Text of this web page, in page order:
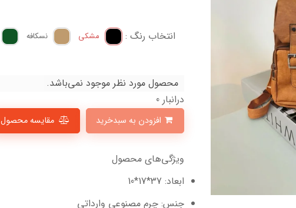
انتخاب رنگ : مشکی نسکافه
محصول مورد نظر موجود نمی‌باشد.
درانبار 0
مقایسه محصول
ویژگی‌های محصول
ابعاد: 37*17*10
جنس: چرم مصنوعی وارداتی